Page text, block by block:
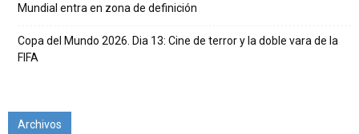
Mundial entra en zona de definición
Copa del Mundo 2026. Dia 13: Cine de terror y la doble vara de la
FIFA
Archivos